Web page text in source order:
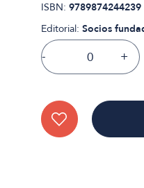
ISBN: 9789874244239
Editorial: Socios
- +